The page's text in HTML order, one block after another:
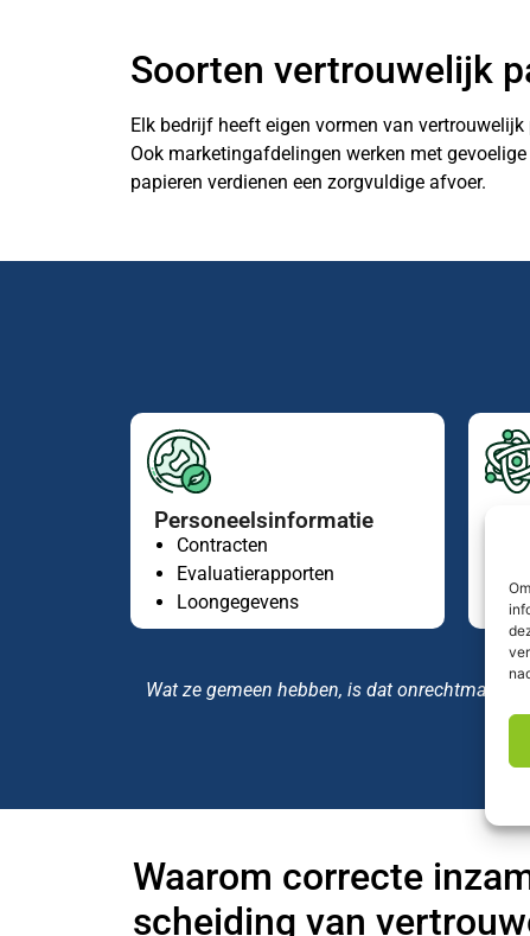
Soorten vertrouwelijk
Elk bedrijf heeft eigen vormen van
Ook marketingafdelingen werken met
papieren verdienen een zorgvuldige afvoer.
Personeelsinformatie
Contracten
Evaluatierapporten
Loongegevens
Wat ze gemeen hebben, is dat onrechtmatig
Waarom correcte
scheiding van